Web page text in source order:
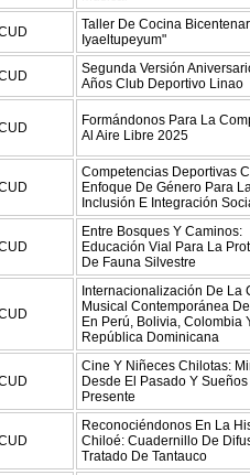
Taller De Cocina
Iyaeltupeyum"
Segunda Versión
Años Club Deportivo Linao
Formándonos Para La
Al Aire Libre 2025
Competencias Deportivas
Enfoque De Género Para
Inclusión E Integración
Entre Bosques Y Caminos:
Educación Vial Para La
De Fauna Silvestre
Internacionalización De La
Musical Contemporánea
En Perú, Bolivia, Colombia
República Dominicana
Cine Y Niñeces Chilotas:
Desde El Pasado Y
Presente
Reconociéndonos En La
Chiloé: Cuadernillo De
Tratado De Tantauco